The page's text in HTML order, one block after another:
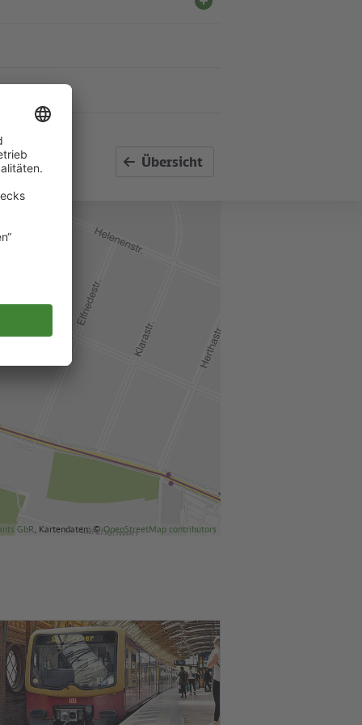
Übersicht
GbR, Kartendaten: ©OpenStreetMap contributors